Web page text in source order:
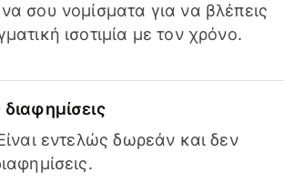
σου νομίσματα για να βλέπεις
ισοτιμία με τον χρόνο.
εντελώς δωρεάν και δεν